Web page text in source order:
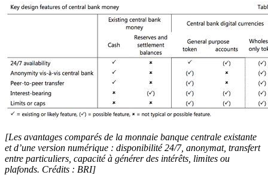
[Les avantages comparés de la monnaie banque centrale existante
et d’une version numérique : disponibilité 24/7, anonymat, transfert
entre particuliers, capacité à générer des intérêts, limites ou
plafonds. Crédits : BRI]